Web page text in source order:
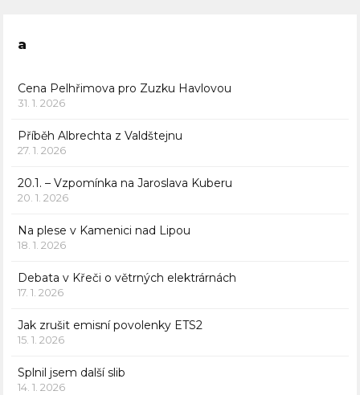
a
Cena Pelhřimova pro Zuzku Havlovou
31. 1. 2026
Příběh Albrechta z Valdštejnu
27. 1. 2026
20.1. – Vzpomínka na Jaroslava Kuberu
20. 1. 2026
Na plese v Kamenici nad Lipou
18. 1. 2026
Debata v Křeči o větrných elektrárnách
17. 1. 2026
Jak zrušit emisní povolenky ETS2
15. 1. 2026
Splnil jsem další slib
14. 1. 2026